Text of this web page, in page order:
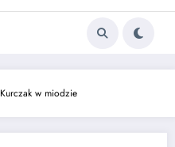
Kurczak w miodzie